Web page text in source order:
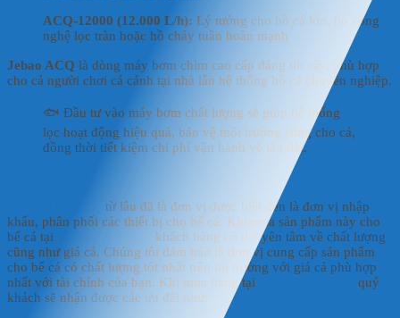
ACQ-12000 (12.000 L/h): Lý tưởng cho hồ cá lớn, hồ công
nghệ lọc tràn hoặc hồ chảy tuần hoàn mạnh
Jebao ACQ là dòng máy bơm chìm cao cấp đáng tin cậy, phù hợp
cho cả người chơi cá cảnh tại nhà lẫn hệ thống hồ cá chuyên nghiệp.
🐟 Đầu tư vào máy bơm chất lượng sẽ giúp hệ thống
lọc hoạt động hiệu quả, bảo vệ môi trường sống cho cá,
đồng thời tiết kiệm chi phí vận hành về lâu dài.
Ở ĐÂU?
từ lâu đã là đơn vị được biết đến là đơn vị nhập
khẩu, phân phối các thiết bị cho bể cá. Khi mua sản phẩm này cho
bể cá tại
khách hàng có thể yên tâm về chất lượng
cũng như giá cả. Chúng tôi đảm bảo là đơn vị cung cấp sản phẩm
cho bể cá có chất lượng tốt nhất trên thị trường với giá cả phù hợp
nhất với tài chính của bạn. Khi mua hàng tại
quý
khách sẽ nhận được các ưu đãi như: